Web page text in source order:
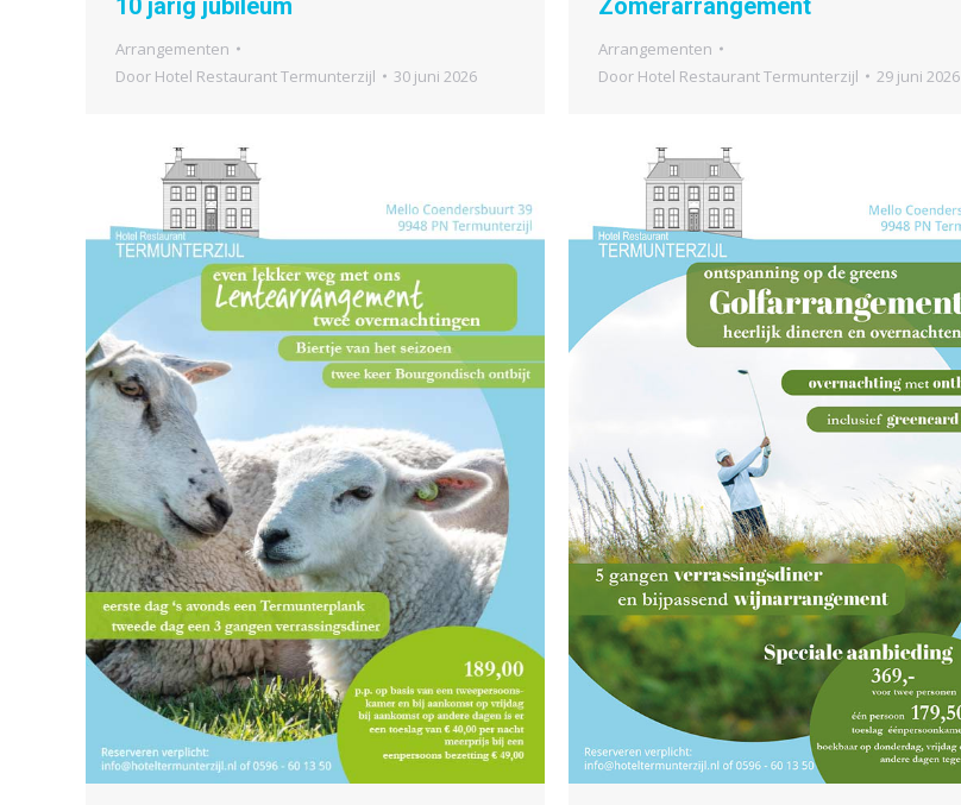
Arrangementen
Door Hotel Restaurant Termunterzijl 30 juni 2026
Zomerarrangement
Arrangementen
Door Hotel Restaurant Termunterzijl 29 juni 2026